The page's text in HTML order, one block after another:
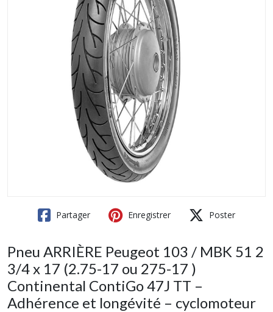
Partager Enregistrer Poster
Pneu ARRIÈRE Peugeot 103 / MBK 51 2
3/4 x 17 (2.75-17 ou 275-17 )
Continental ContiGo 47J TT –
Adhérence et longévité – cyclomoteur